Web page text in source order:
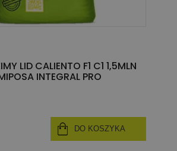
LID CALIENTO F1 C1 1,5MLN
INTEGRAL PRO
DO KOSZYKA